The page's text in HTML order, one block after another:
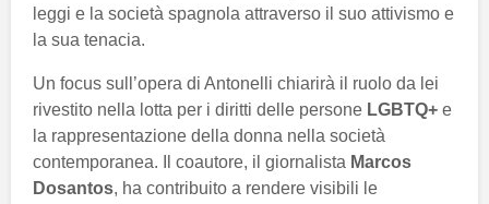
leggi e la società spagnola attraverso il suo attivismo e
la sua tenacia.
Un focus sull’opera di Antonelli chiarirà il ruolo da lei
rivestito nella lotta per i diritti delle persone LGBTQ+ e
la rappresentazione della donna nella società
contemporanea. Il coautore, il giornalista Marcos
Dosantos, ha contribuito a rendere visibili le